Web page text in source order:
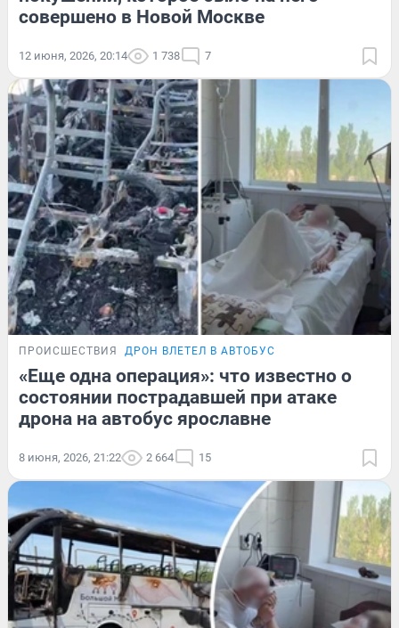
совершено в Новой Москве
12 июня, 2026, 20:14 1 738 7
ПРОИСШЕСТВИЯ ДРОН ВЛЕТЕЛ В АВТОБУС
«Еще одна операция»: что известно о
состоянии пострадавшей при атаке
дрона на автобус ярославне
8 июня, 2026, 21:22 2 664 15